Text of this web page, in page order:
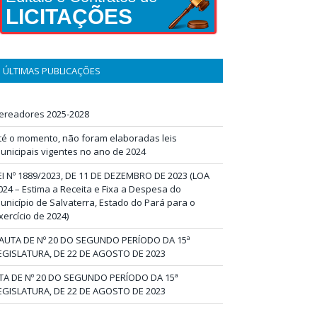
LICITAÇÕES
ÚLTIMAS PUBLICAÇÕES
2025-2028
o momento, não foram elaboradas leis
vigentes no ano de 2024
Nº 1889/2023, DE 11 DE DEZEMBRO DE 2023 (LOA
– Estima a Receita e Fixa a Despesa do
de Salvaterra, Estado do Pará para o
de 2024)
DE Nº 20 DO SEGUNDO PERÍODO DA 15ª
DE 22 DE AGOSTO DE 2023
DE Nº 20 DO SEGUNDO PERÍODO DA 15ª
DE 22 DE AGOSTO DE 2023